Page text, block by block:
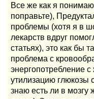
Все же как я
поправьте),
проблемы (хотя я в
лекарств вдруг
статьях), это как бы
проблема с
энергопотребление
утилизацию глюкозы
знаю есть ли в